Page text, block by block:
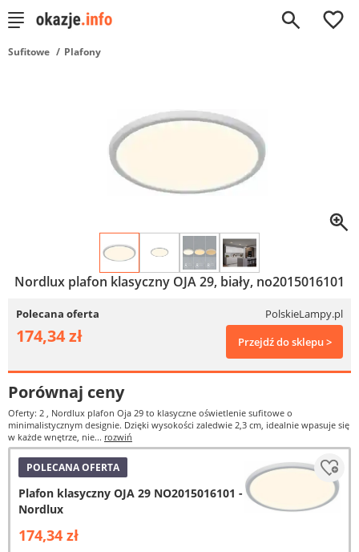
0
Sufitowe Plafony
Nordlux plafon klasyczny OJA 29, biały, no2015016101
Polecana oferta PolskieLampy.pl
174,34 zł Przejdź do sklepu >
Porównaj ceny
Oferty: 2 , Nordlux plafon Oja 29 to klasyczne oświetlenie sufitowe o
minimalistycznym designie. Dzięki wysokości zaledwie 2,3 cm, idealnie wpasuje się
w każde wnętrze, nie... rozwiń
POLECANA OFERTA
Plafon klasyczny OJA 29 NO2015016101 -
Nordlux
174,34 zł